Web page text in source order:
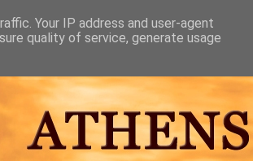
Your IP address and user-agent
quality of service, generate usage